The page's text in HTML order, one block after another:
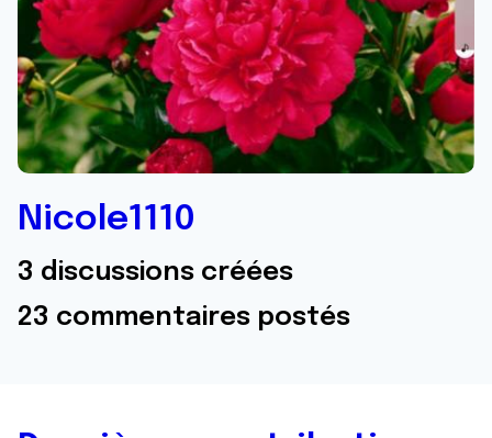
Nicole1110
3 discussions créées
23 commentaires postés